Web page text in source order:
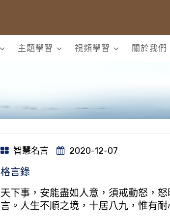
主題學習 視頻學習 關於我們
智慧名言 2020-12-07
格言錄
天下事，安能盡如人意，須戒動怒，
言。人生不順之境，十居八九，惟有耐